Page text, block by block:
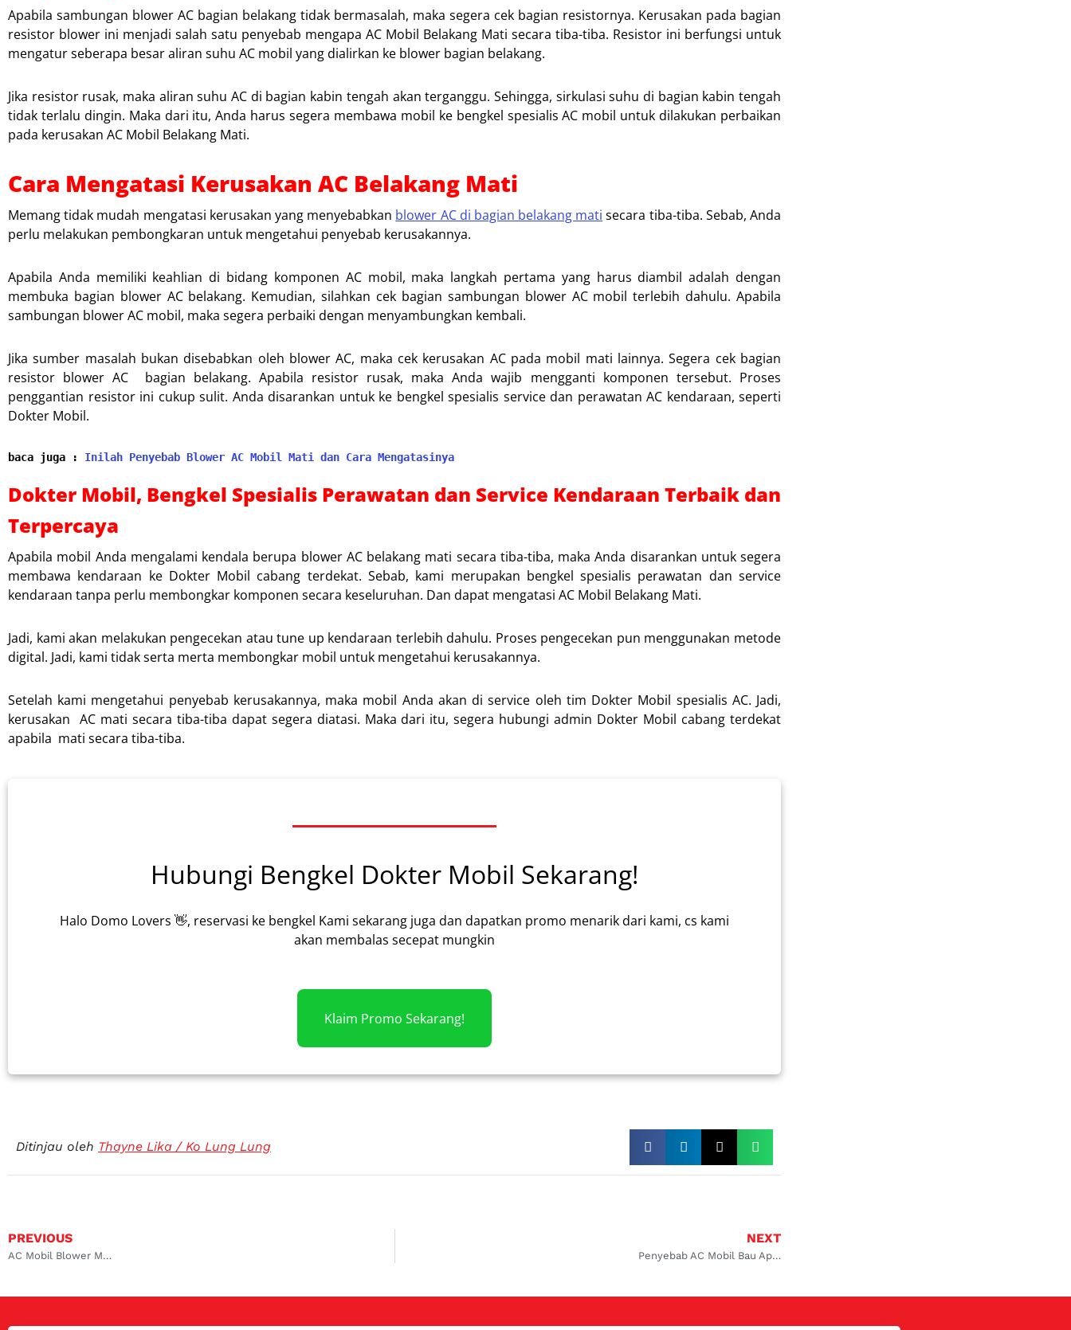
Apabila sambungan blower AC bagian belakang tidak bermasalah, maka segera cek bagian resistornya. Kerusakan pada bagian
resistor blower ini menjadi salah satu penyebab mengapa AC Mobil Belakang Mati secara tiba-tiba. Resistor ini berfungsi untuk
mengatur seberapa besar aliran suhu AC mobil yang dialirkan ke blower bagian belakang.
Jika resistor rusak, maka aliran suhu AC di bagian kabin tengah akan terganggu. Sehingga, sirkulasi suhu di bagian kabin tengah
tidak terlalu dingin. Maka dari itu, Anda harus segera membawa mobil ke bengkel spesialis AC mobil untuk dilakukan perbaikan
pada kerusakan AC Mobil Belakang Mati.
Cara Mengatasi Kerusakan AC Belakang Mati
Memang tidak mudah mengatasi kerusakan yang menyebabkan blower AC di bagian belakang mati secara tiba-tiba. Sebab, Anda
perlu melakukan pembongkaran untuk mengetahui penyebab kerusakannya.
Apabila Anda memiliki keahlian di bidang komponen AC mobil, maka langkah pertama yang harus diambil adalah dengan
membuka bagian blower AC belakang. Kemudian, silahkan cek bagian sambungan blower AC mobil terlebih dahulu. Apabila
sambungan blower AC mobil, maka segera perbaiki dengan menyambungkan kembali.
Jika sumber masalah bukan disebabkan oleh blower AC, maka cek kerusakan AC pada mobil mati lainnya. Segera cek bagian
resistor blower AC bagian belakang. Apabila resistor rusak, maka Anda wajib mengganti komponen tersebut. Proses
penggantian resistor ini cukup sulit. Anda disarankan untuk ke bengkel spesialis service dan perawatan AC kendaraan, seperti
Dokter Mobil.
baca juga : Inilah Penyebab Blower AC Mobil Mati dan Cara Mengatasinya
Dokter Mobil, Bengkel Spesialis Perawatan dan Service Kendaraan Terbaik dan
Terpercaya
Apabila mobil Anda mengalami kendala berupa blower AC belakang mati secara tiba-tiba, maka Anda disarankan untuk segera
membawa kendaraan ke Dokter Mobil cabang terdekat. Sebab, kami merupakan bengkel spesialis perawatan dan service
kendaraan tanpa perlu membongkar komponen secara keseluruhan. Dan dapat mengatasi AC Mobil Belakang Mati.
Jadi, kami akan melakukan pengecekan atau tune up kendaraan terlebih dahulu. Proses pengecekan pun menggunakan metode
digital. Jadi, kami tidak serta merta membongkar mobil untuk mengetahui kerusakannya.
Setelah kami mengetahui penyebab kerusakannya, maka mobil Anda akan di service oleh tim Dokter Mobil spesialis AC. Jadi,
kerusakan AC mati secara tiba-tiba dapat segera diatasi. Maka dari itu, segera hubungi admin Dokter Mobil cabang terdekat
apabila mati secara tiba-tiba.
Hubungi Bengkel Dokter Mobil Sekarang!
Halo Domo Lovers 👋, reservasi ke bengkel Kami sekarang juga dan dapatkan promo menarik dari kami, cs kami
akan membalas secepat mungkin
Klaim Promo Sekarang!
Ditinjau oleh Thayne Lika / Ko Lung Lung
PREVIOUS
AC Mobil Blower Mati
NEXT
Penyebab AC Mobil Bau Apek